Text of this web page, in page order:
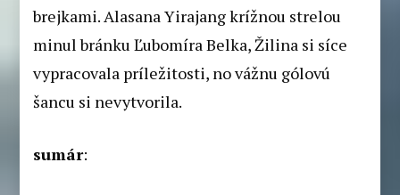
brejkami. Alasana Yirajang krížnou strelou
minul bránku Ľubomíra Belka, Žilina si síce
vypracovala príležitosti, no vážnu gólovú
šancu si nevytvorila.
sumár: